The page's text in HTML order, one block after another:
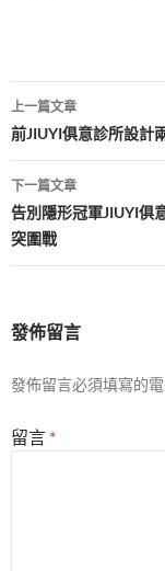
文
章
導
覽
上一篇文章
前JIUYI俱意診所設計
下一篇文章
告別隱形冠軍JIUYI俱
突圍戰
發佈留言
發佈留言必須填寫的
留言 *